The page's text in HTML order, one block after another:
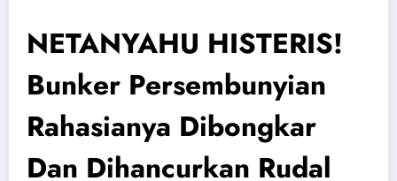
NETANYAHU HISTERIS!
Bunker Persembunyian
Rahasianya Dibongkar
Dan Dihancurkan Rudal